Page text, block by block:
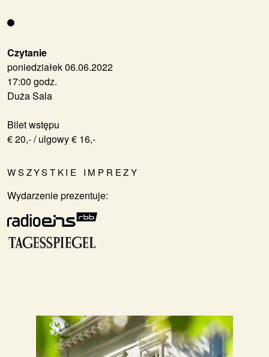
Czytanie
poniedziałek 06.06.2022
17:00 godz.
Duża Sala
Bilet wstępu
€ 20,- / ulgowy € 16,-
WSZYSTKIE IMPREZY
Wydarzenie prezentuje: